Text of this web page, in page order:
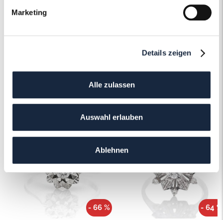
Marketing
Details zeigen
Alle zulassen
Auswahl erlauben
Ablehnen
Das könnte Ihnen auch gefallen!
- 66 % - 64 %